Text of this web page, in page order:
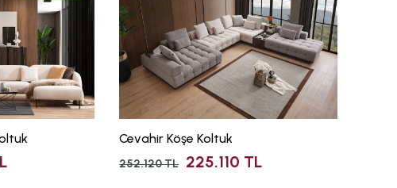
Cevahir Köşe Koltuk
252.120 TL 225.110 TL